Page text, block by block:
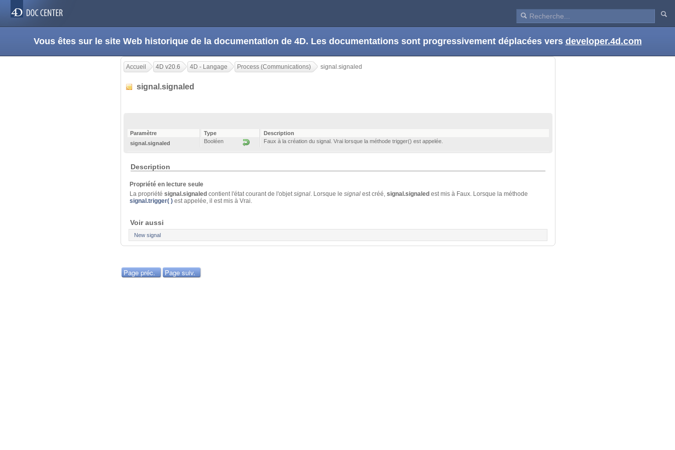
Vous êtes sur le site Web historique de la documentation de 4D. Les documentations sont progressivement déplacées vers developer.4d.com
Accueil 4D v20.6 4D - Langage Process (Communications) signal.signaled
signal.signaled
Paramètre Type
Description
signal.signaled
Booléen Faux à la création du signal. Vrai lorsque la méthode trigger() est appelée.
Description
Propriété en lecture seule
La propriété signal.signaled contient l'état courant de l'objetsignal. Lorsque le signal est créé, signal.signaled est mis à Faux. Lorsque la méthode
signal.trigger( ) est appelée, il est mis à Vrai.
Voir aussi
New signal
Page préc. Page suiv.